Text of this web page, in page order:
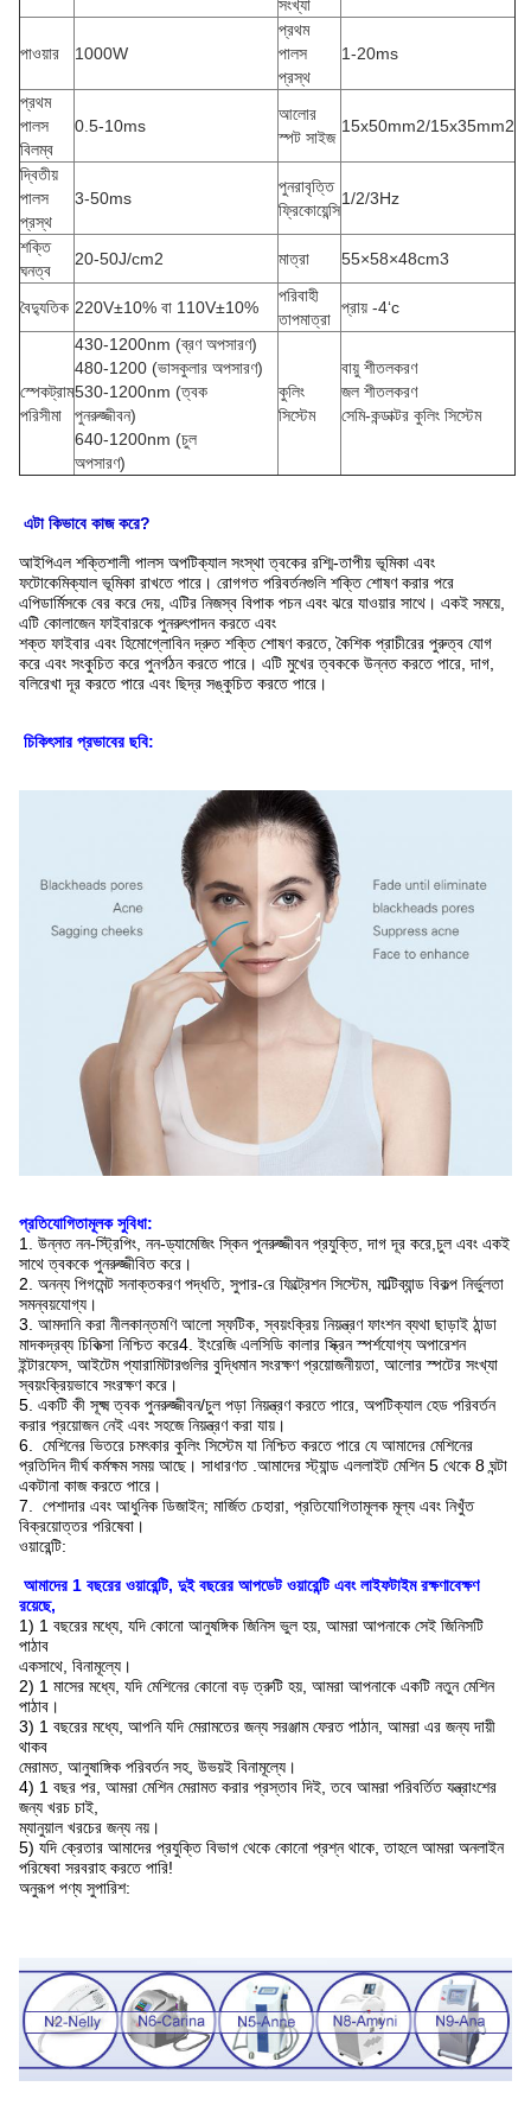
সংখ্যা
পাওয়ার 1000W
প্রথম
পালস
প্রস্থ
1-20ms
প্রথম
পালস
বিলম্ব
0.5-10ms
আলোর
স্পট সাইজ
15x50mm2/15x35mm2
দ্বিতীয়
পালস
প্রস্থ
3-50ms
পুনরাবৃত্তি
ফ্রিকোয়েন্সি
1/2/3Hz
শক্তি
ঘনত্ব
20-50J/cm2 মাত্রা 55×58×48cm3
বৈদ্যুতিক 220V±10% বা 110V±10%
পরিবাহী
তাপমাত্রা
প্রায় -4‘c
স্পেকট্রাম
পরিসীমা
430-1200nm (ব্রণ অপসারণ)
480-1200 (ভাসকুলার অপসারণ)
530-1200nm (ত্বক
পুনরুজ্জীবন)
640-1200nm (চুল
অপসারণ)
কুলিং
সিস্টেম
বায়ু শীতলকরণ
জল শীতলকরণ
সেমি-কন্ডাক্টর কুলিং সিস্টেম
এটা কিভাবে কাজ করে?
আইপিএল শক্তিশালী পালস অপটিক্যাল সংস্থা ত্বকের রশ্মি-তাপীয় ভূমিকা এবং
ফটোকেমিক্যাল ভূমিকা রাখতে পারে। রোগগত পরিবর্তনগুলি শক্তি শোষণ করার পরে
এপিডার্মিসকে বের করে দেয়, এটির নিজস্ব বিপাক পচন এবং ঝরে যাওয়ার সাথে। একই সময়ে,
এটি কোলাজেন ফাইবারকে পুনরুৎপাদন করতে এবং
শক্ত ফাইবার এবং হিমোগ্লোবিন দ্রুত শক্তি শোষণ করতে, কৈশিক প্রাচীরের পুরুত্ব যোগ
করে এবং সংকুচিত করে পুনর্গঠন করতে পারে। এটি মুখের ত্বককে উন্নত করতে পারে, দাগ,
বলিরেখা দূর করতে পারে এবং ছিদ্র সঙ্কুচিত করতে পারে।
চিকিৎসার প্রভাবের ছবি:
প্রতিযোগিতামূলক সুবিধা:
1. উন্নত নন-স্ট্রিপিং, নন-ড্যামেজিং স্কিন পুনরুজ্জীবন প্রযুক্তি, দাগ দূর করে,চুল এবং একই
সাথে ত্বককে পুনরুজ্জীবিত করে।
2. অনন্য পিগমেন্ট সনাক্তকরণ পদ্ধতি, সুপার-রে ফিল্ট্রেশন সিস্টেম, মাল্টিব্যান্ড বিকল্প নির্ভুলতা
সমন্বয়যোগ্য।
3. আমদানি করা নীলকান্তমণি আলো স্ফটিক, স্বয়ংক্রিয় নিয়ন্ত্রণ ফাংশন ব্যথা ছাড়াই ঠান্ডা
মাদকদ্রব্য চিকিত্সা নিশ্চিত করে4. ইংরেজি এলসিডি কালার স্ক্রিন স্পর্শযোগ্য অপারেশন
ইন্টারফেস, আইটেম প্যারামিটারগুলির বুদ্ধিমান সংরক্ষণ প্রয়োজনীয়তা, আলোর স্পটের সংখ্যা
স্বয়ংক্রিয়ভাবে সংরক্ষণ করে।
5. একটি কী সূক্ষ্ম ত্বক পুনরুজ্জীবন/চুল পড়া নিয়ন্ত্রণ করতে পারে, অপটিক্যাল হেড পরিবর্তন
করার প্রয়োজন নেই এবং সহজে নিয়ন্ত্রণ করা যায়।
6. মেশিনের ভিতরে চমৎকার কুলিং সিস্টেম যা নিশ্চিত করতে পারে যে আমাদের মেশিনের
প্রতিদিন দীর্ঘ কর্মক্ষম সময় আছে। সাধারণত .আমাদের স্ট্যান্ড এললাইট মেশিন 5 থেকে 8 ঘন্টা
একটানা কাজ করতে পারে।
7. পেশাদার এবং আধুনিক ডিজাইন; মার্জিত চেহারা, প্রতিযোগিতামূলক মূল্য এবং নিখুঁত
বিক্রয়োত্তর পরিষেবা।
ওয়ারেন্টি:
আমাদের 1 বছরের ওয়ারেন্টি, দুই বছরের আপডেট ওয়ারেন্টি এবং লাইফটাইম রক্ষণাবেক্ষণ
রয়েছে,
1) 1 বছরের মধ্যে, যদি কোনো আনুষঙ্গিক জিনিস ভুল হয়, আমরা আপনাকে সেই জিনিসটি
পাঠাব
একসাথে, বিনামূল্যে।
2) 1 মাসের মধ্যে, যদি মেশিনের কোনো বড় ত্রুটি হয়, আমরা আপনাকে একটি নতুন মেশিন
পাঠাব।
3) 1 বছরের মধ্যে, আপনি যদি মেরামতের জন্য সরঞ্জাম ফেরত পাঠান, আমরা এর জন্য দায়ী
থাকব
মেরামত, আনুষাঙ্গিক পরিবর্তন সহ, উভয়ই বিনামূল্যে।
4) 1 বছর পর, আমরা মেশিন মেরামত করার প্রস্তাব দিই, তবে আমরা পরিবর্তিত যন্ত্রাংশের
জন্য খরচ চাই,
ম্যানুয়াল খরচের জন্য নয়।
5) যদি ক্রেতার আমাদের প্রযুক্তি বিভাগ থেকে কোনো প্রশ্ন থাকে, তাহলে আমরা অনলাইন
পরিষেবা সরবরাহ করতে পারি!
অনুরূপ পণ্য সুপারিশ: